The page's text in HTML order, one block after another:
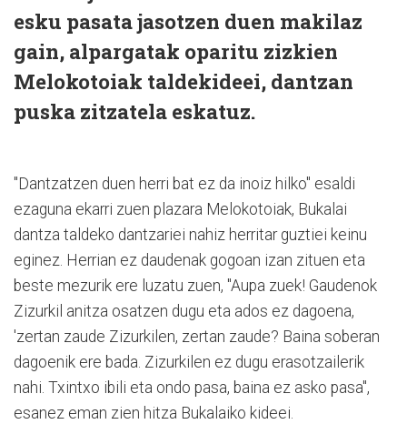
esku pasata jasotzen duen makilaz
gain, alpargatak oparitu zizkien
Melokotoiak taldekideei, dantzan
puska zitzatela eskatuz.
"Dantzatzen duen herri bat ez da inoiz hilko" esaldi
ezaguna ekarri zuen plazara Melokotoiak, Bukalai
dantza taldeko dantzariei nahiz herritar guztiei keinu
eginez. Herrian ez daudenak gogoan izan zituen eta
beste mezurik ere luzatu zuen, "Aupa zuek! Gaudenok
Zizurkil anitza osatzen dugu eta ados ez dagoena,
'zertan zaude Zizurkilen, zertan zaude? Baina soberan
dagoenik ere bada. Zizurkilen ez dugu erasotzailerik
nahi. Txintxo ibili eta ondo pasa, baina ez asko pasa",
esanez eman zien hitza Bukalaiko kideei.